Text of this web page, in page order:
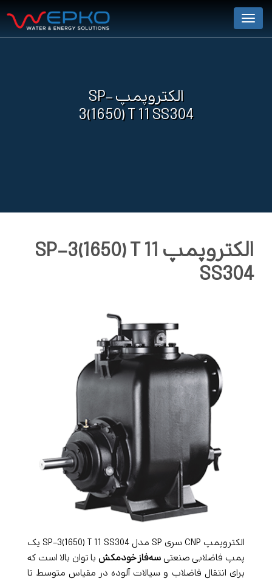
Menu
الکتروپمپ SP-
3(1650) T 11 SS304
الکتروپمپ SP-3(1650) T 11
SS304
الکتروپمپ CNP سری SP مدل SP-3(1650) T 11 SS304 یک
پمپ فاضلابی صنعتی سه‌فاز خودمکش با توان بالا است که
برای انتقال فاضلاب و سیالات آلوده در مقیاس متوسط تا